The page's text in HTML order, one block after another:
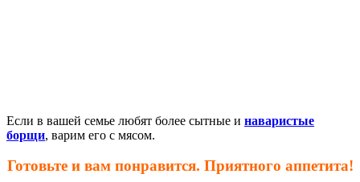
Если в вашей семье любят более сытные и наваристые
борщи, варим его с мясом.
Готовьте и вам понравится. Приятного аппетита!